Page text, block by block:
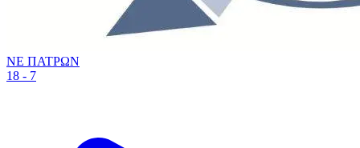
ΝΕ ΠΑΤΡΩΝ
18 - 7